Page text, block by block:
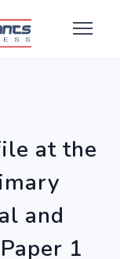
at the
and
1